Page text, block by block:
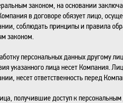
законом, на основании
в договоре обязует лицо,
соблюдать принципы и правила
законом.
персональных данных другому
указанного лица несет Компания.
несет ответственность перед
получившие доступ к